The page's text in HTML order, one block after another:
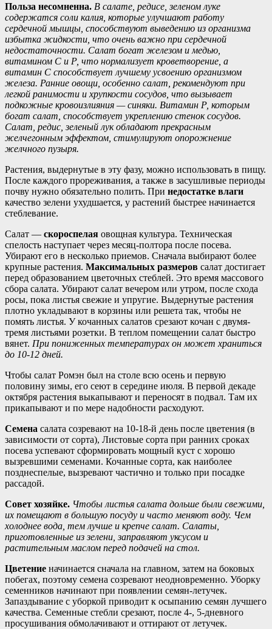
Польза несомненна. В салате, редисе, зеленом луке
содержатся соли калия, которые улучшают работу
сердечной мышцы, способствуют выведению из организма
избытка жидкости, что очень важно при сердечной
недостаточности. Салат богат железом и медью,
витамином С и Р, что нормализует кроветворение, а
витамин С способствует лучшему усвоению организмом
железа. Ранние овощи, особенно салат, рекомендуют при
легкой ранимости и хрупкости сосудов, что вызывает
подкожные кровоизлияния — синяки. Витамин Р, которым
богат салат, способствует укреплению стенок сосудов.
Салат, редис, зеленый лук обладают прекрасным
желчегонным эффектом, стимулируют опорожнение
желчного пузыря.
Растения, выдернутые в эту фазу, можно использовать в пищу.
После каждого прореживания, а также в засушливые периоды
почву нужно обязательно полить. При недостатке влаги
качество зелени ухудшается, у растений быстрее начинается
стеблевание.
Салат — скороспелая овощная культура. Техническая
спелость наступает через месяц-полтора после посева.
Убирают его в несколько приемов. Сначала выбирают более
крупные растения. Максимальных размеров салат достигает
перед образованием цветочных стеблей. Это время массового
сбора салата. Убирают салат вечером или утром, после схода
росы, пока листья свежие и упругие. Выдернутые растения
плотно укладывают в корзины или решета так, чтобы не
помять листья. У кочанных салатов срезают кочан с двумя-
тремя листьями розетки. В теплом помещении салат быстро
вянет. При пониженных температурах он может храниться
до 10-12 дней.
Чтобы салат Ромэн был на столе всю осень и первую
половину зимы, его сеют в середине июля. В первой декаде
октября растения выкапывают и переносят в подвал. Там их
прикапывают и по мере надобности расходуют.
Семена салата созревают на 10-18-й день после цветения (в
зависимости от сорта), Листовые сорта при ранних сроках
посева успевают сформировать мощный куст с хорошо
вызревшими семенами. Кочанные сорта, как наиболее
позднеспелые, вызревают частично и только при посадке
рассадой.
Совет хозяйке. Чтобы листья салата дольше были свежими,
их помещают в большую посуду и часто меняют воду. Чем
холоднее вода, тем лучше и крепче салат. Салаты,
приготовленные из зелени, заправляют уксусом и
растительным маслом перед подачей на стол.
Цветение начинается сначала на главном, затем на боковых
побегах, поэтому семена созревают неодновременно. Уборку
семенников начинают при появлении семян-летучек.
Запаздывание с уборкой приводит к осыпанию семян лучшего
качества. Семенные стебли срезают, после 4-, 5-дневного
просушивания обмолачивают и оттирают от летучек.